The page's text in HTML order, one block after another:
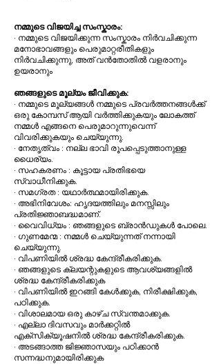
നമ്മുടെ വിജയിച്ച സംസ്കാരം:
· നമ്മുടെ വിജയിക്കുന്ന സംസ്കാരം നിർവചിക്കുന്ന
മനോഭാവങ്ങളും പെരുമാറ്റരീതികളും
നിർവചിക്കുന്നു, അത് വൻതോതിൽ വളരാനും
ഉയരാനും
ഞങ്ങളുടെ മൂല്യം ജീവിക്കുക:
· നമ്മുടെ മൂല്യങ്ങൾ നമ്മുടെ പ്രവർത്തനങ്ങൾക്ക്
ഒരു കോമ്പസ് ആയി വർത്തിക്കുകയും ലോകത്ത്
നമ്മൾ എങ്ങനെ പെരുമാറുന്നുവെന്ന്
വിവരിക്കുകയും ചെയ്യുന്നു.
· നേതൃത്വം : നല്ല ഭാവി രൂപപ്പെടുത്താനുള്ള
ധൈര്യം.
· സഹകരണം : കൂട്ടായ പ്രതിഭയെ
സ്വാധീനിക്കുക.
· സമഗ്രത : യഥാർത്ഥമായിരിക്കുക.
· അഭിനിവേശം: ഹൃദയത്തിലും മനസ്സിലും
പ്രതിജ്ഞാബദ്ധമാണ്.
· വൈവിധ്യം : ഞങ്ങളുടെ ബ്രാൻഡുകൾ പോലെ.
· ഗുണമേന്മ : നമ്മൾ ചെയ്യുന്നത് നന്നായി
ചെയ്യുന്നു.
· വിപണിയിൽ ശ്രദ്ധ കേന്ദ്രീകരിക്കുക.
· ഞങ്ങളുടെ ക്ലയന്റുകളുടെ ആവശ്യങ്ങളിൽ
ശ്രദ്ധ കേന്ദ്രീകരിക്കുക
· വിപണിയിൽ ഇറങ്ങി കേൾക്കുക, നിരീക്ഷിക്കുക,
പഠിക്കുക.
· വിശാലമായ ഒരു കാഴ്ച സ്വന്തമാക്കുക.
· എല്ലാ ദിവസവും മാർക്കറ്റിൽ
എക്സിക്യൂഷനിൽ ശ്രദ്ധ കേന്ദ്രീകരിക്കുക.
· അടങ്ങാത്ത ജിജ്ഞാസയും പഠിക്കാൻ
സന്നദ്ധനുമായിരിക്കുക